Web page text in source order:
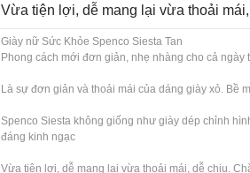
Vừa tiện lợi, dễ mang lại vừa thoải
Giày nữ Sức Khỏe Spenco Siesta Tan
Phong cách mới đơn giản, nhẹ nhàng cho cả ngày
Là sự đơn giản và thoải mái của dáng giày xỏ. Bề
Spenco Siesta không giống như giày dép chỉnh
đáng kinh ngạc
Vừa tiện lợi, dễ mang lại vừa thoải mái, dễ chịu.